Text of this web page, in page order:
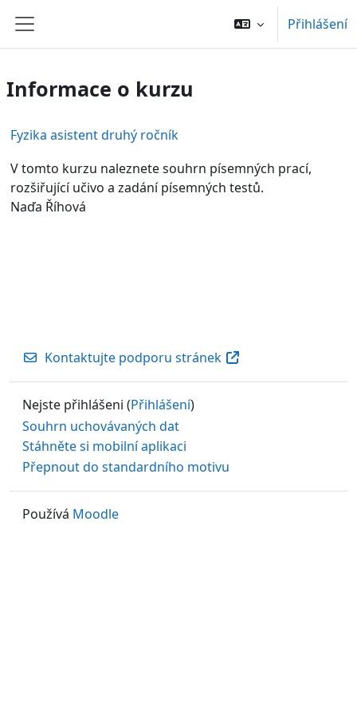
Boční panel
Přihlášení
Informace o kurzu
Fyzika asistent druhý ročník
V tomto kurzu naleznete souhrn písemných prací,
rozšiřující učivo a zadání písemných testů.
Naďa Říhová
Kontaktujte podporu stránek
Nejste přihlášeni (Přihlášení)
Souhrn uchovávaných dat
Stáhněte si mobilní aplikaci
Přepnout do standardního motivu
Používá Moodle